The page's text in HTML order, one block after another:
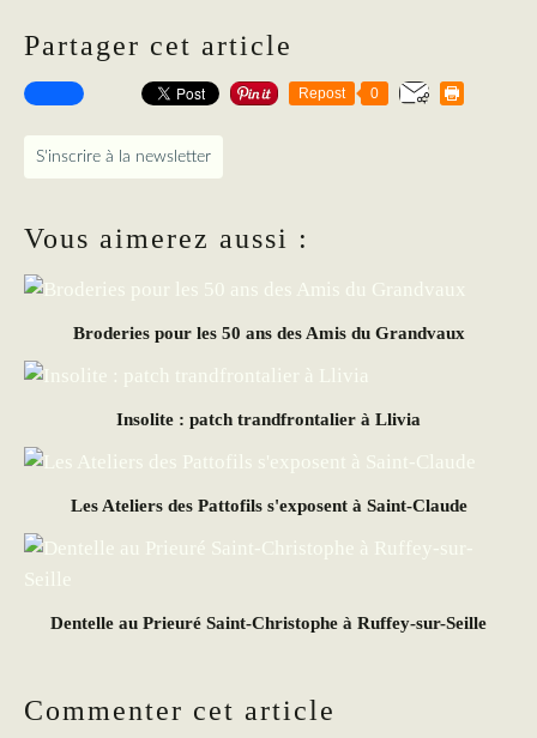
Partager cet article
Repost 0
S'inscrire à la newsletter
Vous aimerez aussi :
Broderies pour les 50 ans des Amis du Grandvaux
Insolite : patch trandfrontalier à Llivia
Les Ateliers des Pattofils s'exposent à Saint-Claude
Dentelle au Prieuré Saint-Christophe à Ruffey-sur-Seille
Commenter cet article